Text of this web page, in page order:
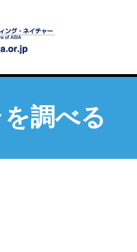
調べる